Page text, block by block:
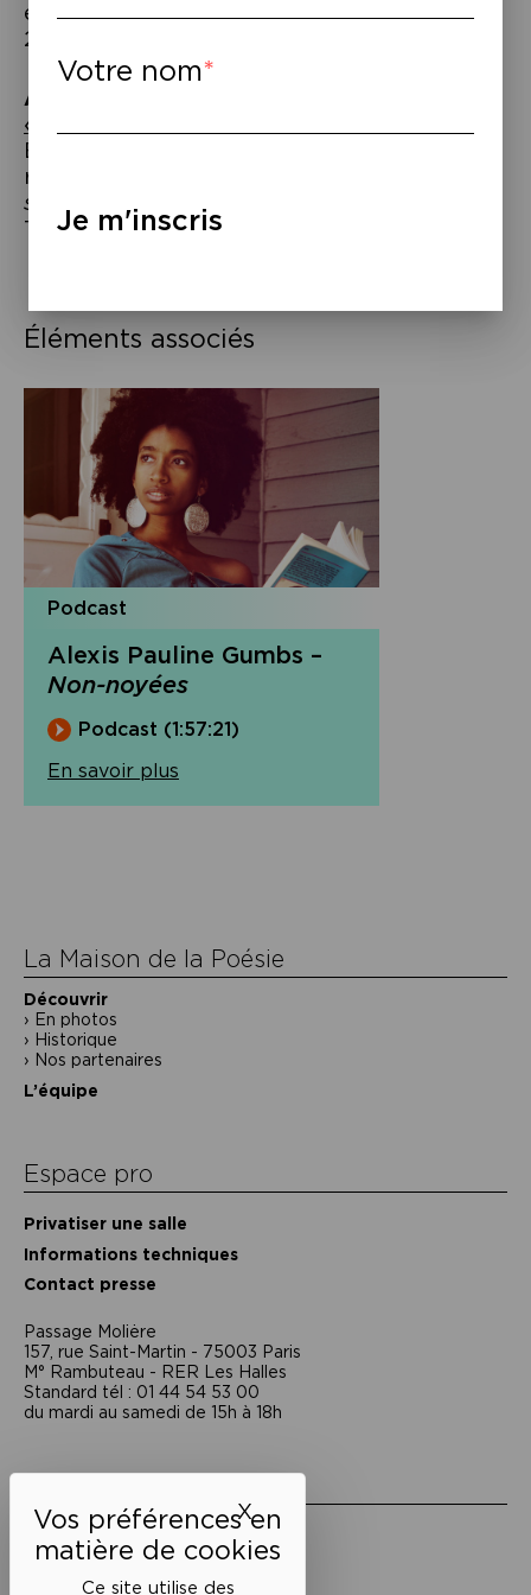
Ce site utilise des
XMasquer le bandeau des
éd. Burn Août et Les liens qui libèrent,
2024.
À regarder
« Tituba, qui pour nous protéger ? »
Exposition collective librement inspirée du
roman de Maryse Condé,
sorcière noire de Salem
Tokyo.
Éléments associés
Podcast
Alexis Pauline Gumbs –
Non-noyées
Podcast (1:57:21)
En savoir plus
La Maison de la Poésie
Découvrir
En photos
Historique
Nos partenaires
L’équipe
Espace pro
Privatiser une salle
Informations techniques
Contact presse
Passage Moliėre
157, rue Saint-Martin - 75003 Paris
M° Rambuteau - RER Les Halles
Standard tél : 01 44 54 53 00
du mardi au samedi de 15h à 18h
Mentions légales
Politique de confidentialité
Conditions générales de vente
Votre nom
Je m'inscris